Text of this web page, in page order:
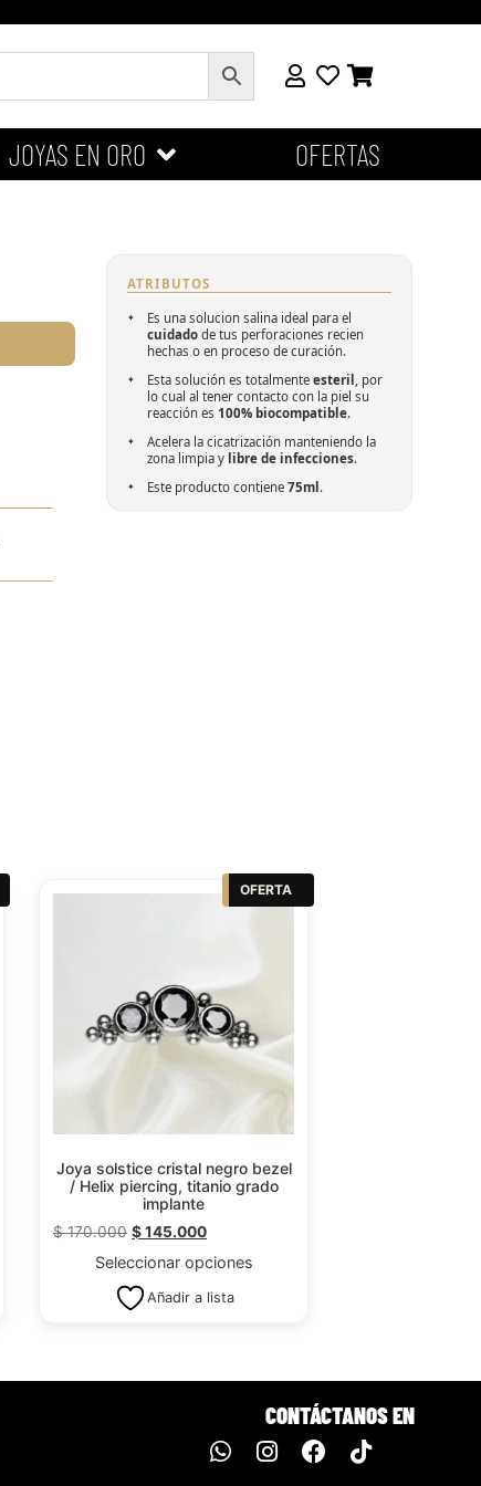
JOYAS EN ORO
OFERTAS
ATRIBUTOS
Es una solucion salina ideal para el
cuidadode tus perforaciones recien
hechas o en proceso de curación.
Esta solución es totalmente esteril
, por
lo cual al tener contacto con la piel su
reacción es 100% biocompatible.
Acelera la cicatrización manteniendo la
zona limpia ylibre de infecciones.
Este producto contiene 75ml .
OFERTA
Joya solstice cristal negro bezel
/ Helix piercing, titanio grado
implante
$170.000 $145.000
Seleccionar opciones
Añadir a lista
CONTÁCTANOS EN